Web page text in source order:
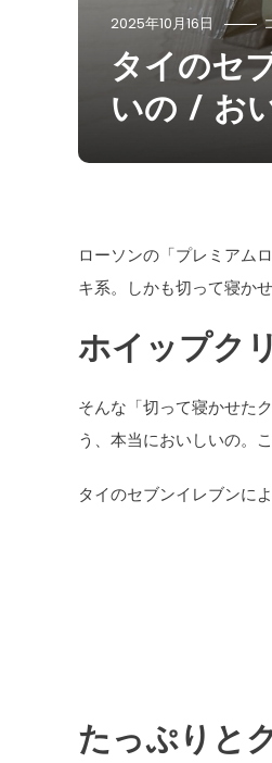
2025年10月16日
タイのセ
いの / お
ローソンの「プレミアム
キ系。しかも切って寝か
ホイップク
そんな「切って寝かせた
う、本当においしいの。
タイのセブンイレブンに
たっぷりと